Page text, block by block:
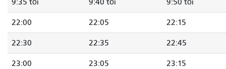
9:35 tối 9:40 tối 9:50 tối
22:00 22:05 22:15
22:30 22:35 22:45
23:00 23:05 23:15